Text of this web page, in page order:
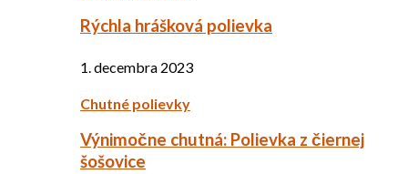
Rýchla hrášková polievka
1. decembra 2023
Chutné polievky
Výnimočne chutná: Polievka z čiernej
šošovice